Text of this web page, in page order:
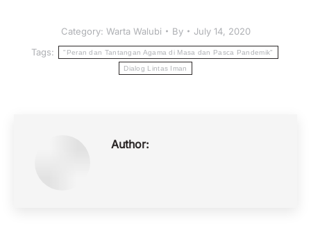
Category: Warta Walubi By
July 14, 2020
Tags:
"Peran dan Tantangan Agama di Masa dan Pasca Pandemik"
Dialog Lintas Iman
Author: